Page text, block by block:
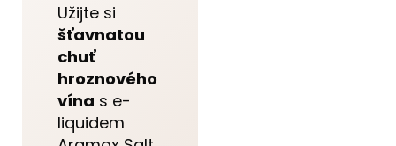
Užijte si
šťavnatou
chuť
hroznového
vína s e-
liquidem